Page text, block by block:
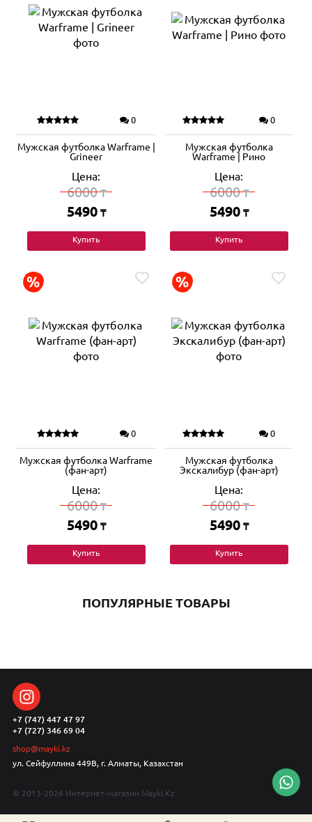
0
Мужская футболка Warframe |
Grineer
Цена:
6000₸
5490 ₸
Купить
0
Мужская футболка
Warframe | Рино
Цена:
6000₸
5490 ₸
Купить
0
Мужская футболка Warframe
(фан-арт)
Цена:
6000₸
5490 ₸
Купить
0
Мужская футболка
Экскалибур (фан-арт)
Цена:
6000₸
5490 ₸
Купить
ПОПУЛЯРНЫЕ ТОВАРЫ
+7 (747) 447 47 97
+7 (727) 346 69 04
shop@mayki.kz
ул. Сейфуллина 449В, г. Алматы, Казахстан
© 2013-2026 Интернет-магазин Mayki.Kz